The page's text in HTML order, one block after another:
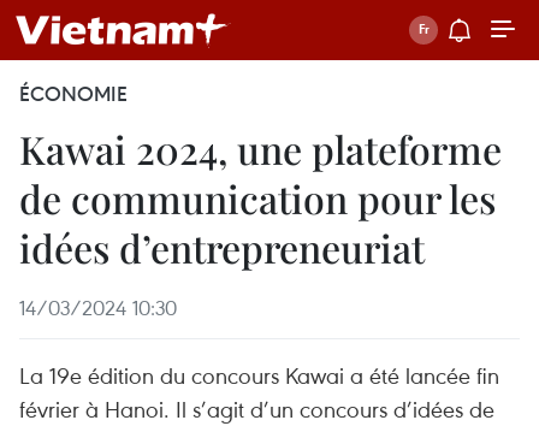
ÉCONOMIE
Kawai 2024, une plateforme
de communication pour les
idées d’entrepreneuriat
14/03/2024 10:30
La 19e édition du concours Kawai a été lancée fin
février à Hanoi. Il s’agit d’un concours d’idées de